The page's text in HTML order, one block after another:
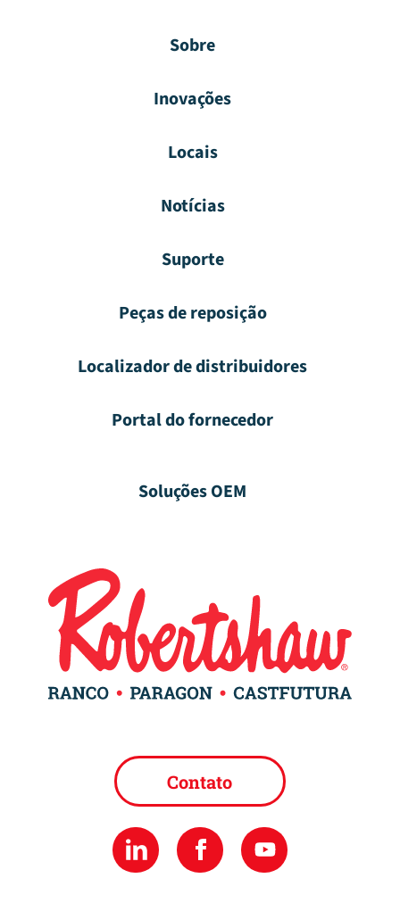
Sobre
Inovações
Locais
Notícias
Suporte
Peças de reposição
Localizador de distribuidores
Portal do fornecedor
Soluções OEM
Contato